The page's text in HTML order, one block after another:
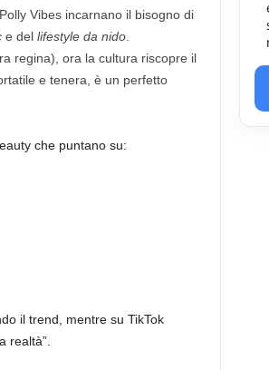
Vibes incarnano il bisogno di
e del lifestyle da nido.
regina), ora la cultura riscopre il
e tenera, è un perfetto
che puntano su:
il trend, mentre su TikTok
realtà”.